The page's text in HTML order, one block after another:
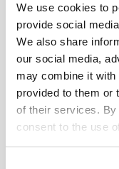
We use cookies to
provide social
We also share
our social media,
may combine it with
provided to them or
of their services.
consent to the use